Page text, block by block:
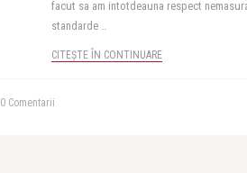
facut sa am intotdeauna respect
standarde ..
CITEȘTE ÎN CONTINUARE
0 Comentarii